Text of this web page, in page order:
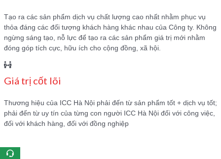
Tạo ra các sản phẩm dịch vụ chất lượng cao nhất nhằm phục vụ
thỏa đáng các đối tượng khách hàng khác nhau của Công ty. Không
ngừng sáng tạo, nỗ lực để tạo ra các sản phẩm giá trị mới nhằm
đóng góp tích cực, hữu ích cho cộng đồng, xã hội.
Giá trị cốt lõi
Thương hiệu của ICC Hà Nội phải đến từ sản phẩm tốt + dịch vụ tốt;
phải đến từ uy tín của từng con người ICC Hà Nội đối với công việc,
đối với khách hàng, đối với đồng nghiệp